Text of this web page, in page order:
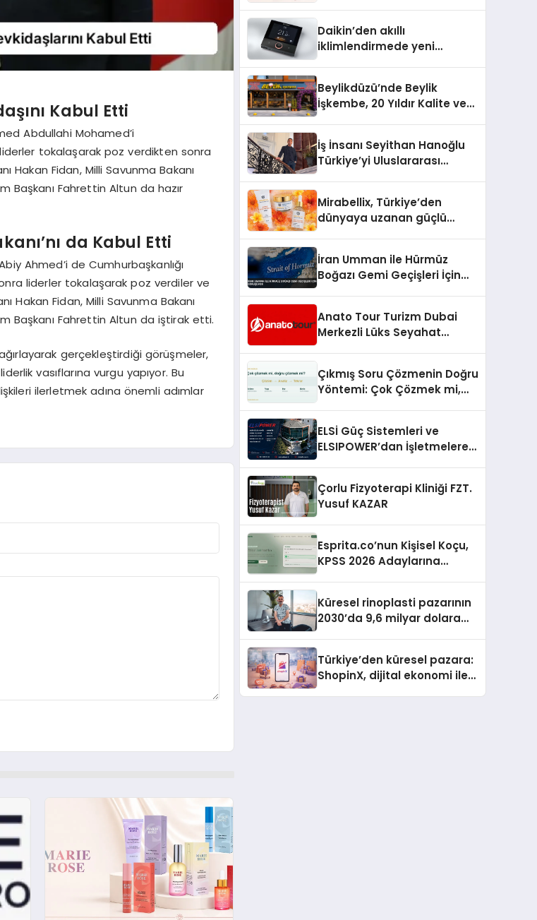
Kabul Etti
Abdullahi Mohamed’i
liderler tokalaşarak poz verdikten sonra
Hakan Fidan, Milli Savunma Bakanı
Başkanı Fahrettin Altun da hazır
da Kabul Etti
Ahmed’i de Cumhurbaşkanlığı
liderler tokalaşarak poz verdiler ve
Hakan Fidan, Milli Savunma Bakanı
Başkanı Fahrettin Altun da iştirak etti.
ağırlayarak gerçekleştirdiği görüşmeler,
vasıflarına vurgu yapıyor. Bu
ilerletmek adına önemli adımlar
Daikin’den akıllı
iklimlendirmede yeni
Beylikdüzü’nde Beylik
İşkembe, 20 Yıldır Kalite ve
İş İnsanı Seyithan Hanoğlu
Türkiye’yi Uluslararası
Mirabellix, Türkiye’den
dünyaya uzanan güçlü
İran Umman ile Hürmüz
Boğazı Gemi Geçişleri İçin
Anato Tour Turizm Dubai
Merkezli Lüks Seyahat
Çıkmış Soru Çözmenin Doğru
Yöntemi: Çok Çözmek mi,
ELSİ Güç Sistemleri ve
ELSIPOWER’dan İşletmelere
Çorlu Fizyoterapi Kliniği FZT.
Yusuf KAZAR
Esprita.co’nun Kişisel Koçu,
KPSS 2026 Adaylarına
Küresel rinoplasti pazarının
2030’da 9,6 milyar dolara
Türkiye’den küresel pazara:
ShopinX, dijital ekonomi ile